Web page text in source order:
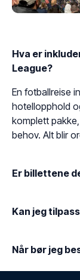
Hva er
League?
En fotballreise
hotellopphold
komplett
behov. Alt blir
Er billettene
Kan jeg
Når bør jeg